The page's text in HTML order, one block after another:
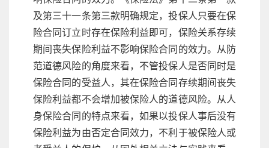
及第三十一条第三款明确规定，投保人只要在保
险合同订立时存在保险利益即可，保险关系存续
期间丧失保险利益不影响保险合同的效力。从防
范道德风险的角度来看，不管投保人是否同时是
保险合同的受益人，其在保险合同存续期间丧失
保险利益都不会增加被保险人的道德风险。从人
身保险合同的特点来看，如果以投保人事后没有
保险利益为由否定合同效力，不利于被保险人或